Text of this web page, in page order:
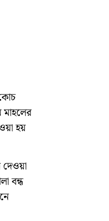
হয়
বন্ধ